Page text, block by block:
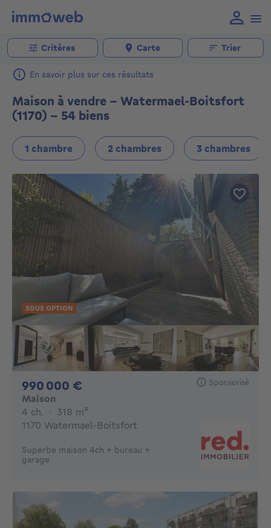
Critères Carte Trier
En savoir plus sur ces résultats
Maison à vendre - Watermael-Boitsfort
(1170) - 54 biens
1 chambre 2 chambres 3 chambres
SOUS OPTION
990 000 € Sponsorisé
Maison
4 ch. 4 chambres
· 318 m²
1170 Watermael-Boitsfort
Superbe maison 4ch + bureau +
garage